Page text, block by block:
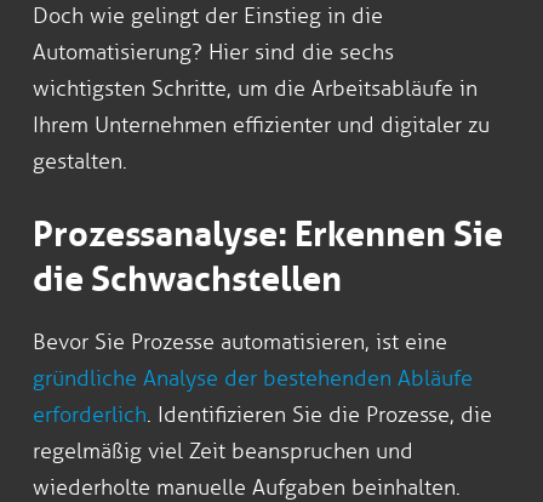
Doch wie gelingt der Einstieg in die
Automatisierung? Hier sind die sechs
wichtigsten Schritte, um die Arbeitsabläufe in
Ihrem Unternehmen effizienter und digitaler zu
gestalten.
Prozessanalyse: Erkennen Sie
die Schwachstellen
Bevor Sie Prozesse automatisieren, ist eine
gründliche Analyse der bestehenden Abläufe
erforderlich. Identifizieren Sie die Prozesse, die
regelmäßig viel Zeit beanspruchen und
wiederholte manuelle Aufgaben beinhalten.